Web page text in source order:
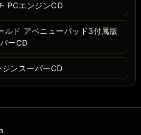
PCエンジンCD
ルド アベニューパッド3付属版
ーCD
ンスーパーCD